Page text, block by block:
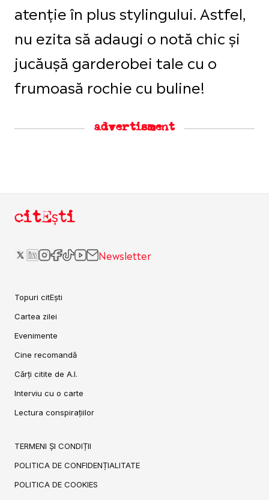
atenție în plus stylingului. Astfel,
nu ezita să adaugi o notă chic și
jucăușă garderobei tale cu o
frumoasă rochie cu buline!
advertisment
citEști
Newsletter
Topuri citEști
Cartea zilei
Evenimente
Cine recomandă
Cărți citite de A.I.
Interviu cu o carte
Lectura conspirațiilor
TERMENI ȘI CONDIȚII
POLITICA DE CONFIDENȚIALITATE
POLITICA DE COOKIES